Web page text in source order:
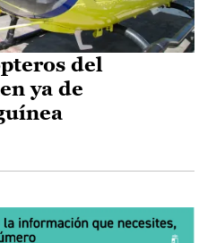
del
ya de